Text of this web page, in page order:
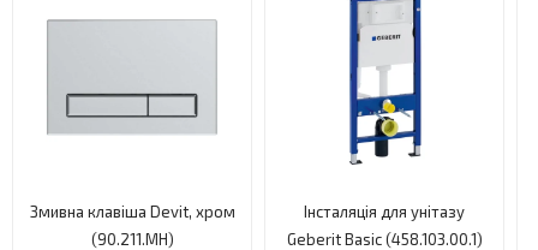
Змивна клавіша Devit, хром
(90.211.MH)
Інсталяція для унітазу
Geberit Basic (458.103.00.1)